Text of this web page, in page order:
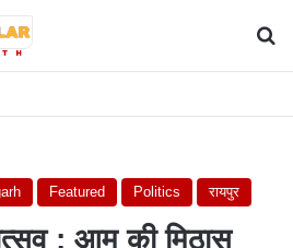
Featured Politics रायपुर
: आम की मिठास